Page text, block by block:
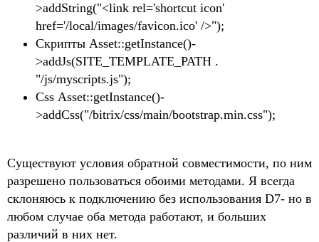
>addString("<link rel='shortcut icon'
href='/local/images/favicon.ico' />");
Скрипты Asset::getInstance()-
>addJs(SITE_TEMPLATE_PATH .
"/js/myscripts.js");
Css Asset::getInstance()-
>addCss("/bitrix/css/main/bootstrap.min.css");
Существуют условия обратной совместимости, по ним
разрешено пользоваться обоими методами. Я всегда
склоняюсь к подключению без использования D7- но в
любом случае оба метода работают, и больших
различий в них нет.